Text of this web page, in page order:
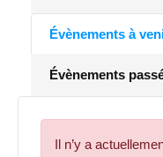
Évènements à
Évènements
Il n’y a